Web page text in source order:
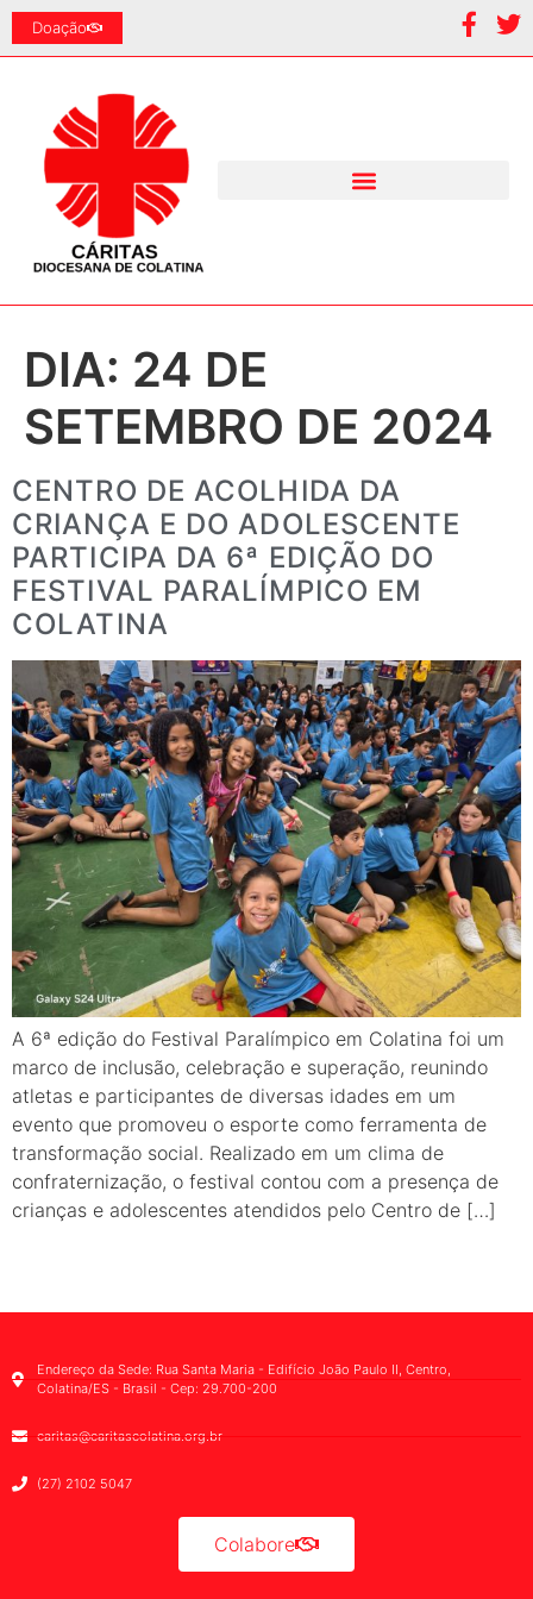
Doação
DIA: 24 DE
SETEMBRO DE 2024
CENTRO DE ACOLHIDA DA
CRIANÇA E DO ADOLESCENTE
PARTICIPA DA 6ª EDIÇÃO DO
FESTIVAL PARALÍMPICO EM
COLATINA
A 6ª edição do Festival Paralímpico em Colatina foi um
marco de inclusão, celebração e superação, reunindo
atletas e participantes de diversas idades em um
evento que promoveu o esporte como ferramenta de
transformação social. Realizado em um clima de
confraternização, o festival contou com a presença de
crianças e adolescentes atendidos pelo Centro de […]
Endereço da Sede: Rua Santa Maria - Edifício João Paulo II, Centro,
Colatina/ES - Brasil - Cep: 29.700-200
caritas@caritascolatina.org.br
(27) 2102 5047
Colabore